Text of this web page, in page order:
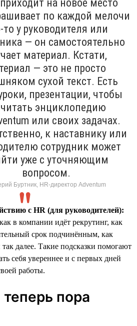
на новое место
по каждой мелочи
то у руководителя или
— он самостоятельно
материал. Кстати,
— это не просто
сухой текст. Есть
презентации, чтобы
энциклопедию
или своих задачах.
к наставнику или
сотрудник может
уже с уточняющим
вопросом.
Буртник, HR-директор Adventum
с HR (для руководителей):
в компании идёт рекрутинг, как
срок подчинённым, как
так далее. Такие подсказки помогают
себя увереннее и с первых дней
работы.
пора